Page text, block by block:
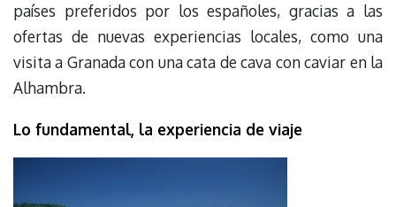
países preferidos por los españoles, gracias a las
ofertas de nuevas experiencias locales, como una
visita a Granada con una cata de cava con caviar en la
Alhambra.
Lo fundamental, la experiencia de viaje